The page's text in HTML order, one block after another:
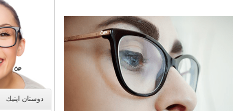
دوستان اپتیك